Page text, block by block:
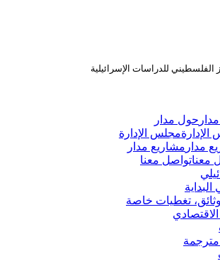
الفلسطيني للدراسات الإسرائيلية
حول مدار
مجلس الإدارة
مشاريع مدار
تواصل معنا
وثائق، تغطيات خاصة